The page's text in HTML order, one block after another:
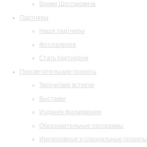
Время Шостаковича
Партнеры
Наши партнеры
Фотогалерея
Стать партнером
Просветительские проекты
Творческие встречи
Выставки
Издания филармонии
Образовательные программы
Инклюзивные и специальные проекты